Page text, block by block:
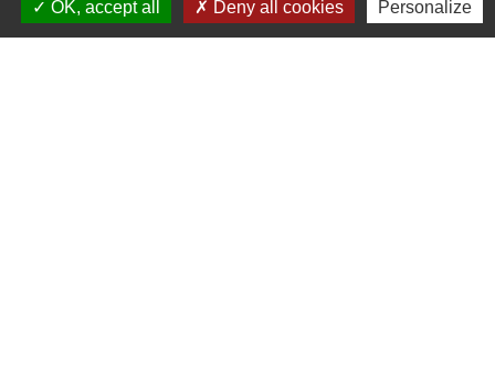
Oise mobilité
OK, accept all
Deny all cookies Personalize